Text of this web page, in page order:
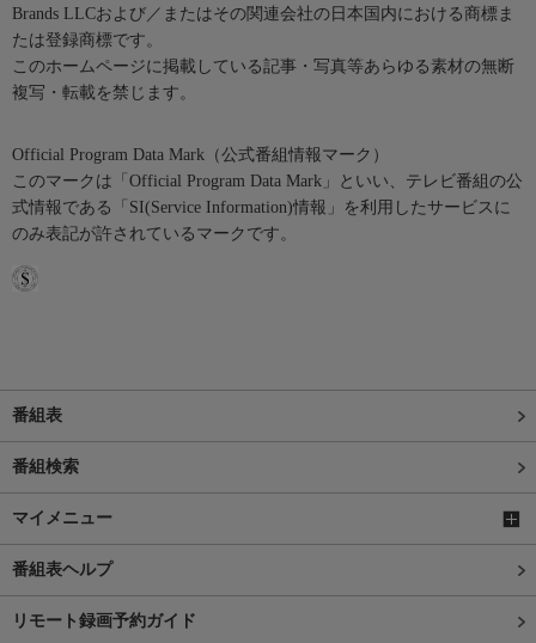
Brands LLCおよび／またはその関連会社の日本国内における商標ま
たは登録商標です。
このホームページに掲載している記事・写真等あらゆる素材の無断
複写・転載を禁じます。
Official Program Data Mark（公式番組情報マーク）
このマークは「Official Program Data Mark」といい、テレビ番組の公
式情報である「SI(Service Information)情報」を利用したサービスに
のみ表記が許されているマークです。
番組表
番組検索
マイメニュー
番組表ヘルプ
リモート録画予約ガイド